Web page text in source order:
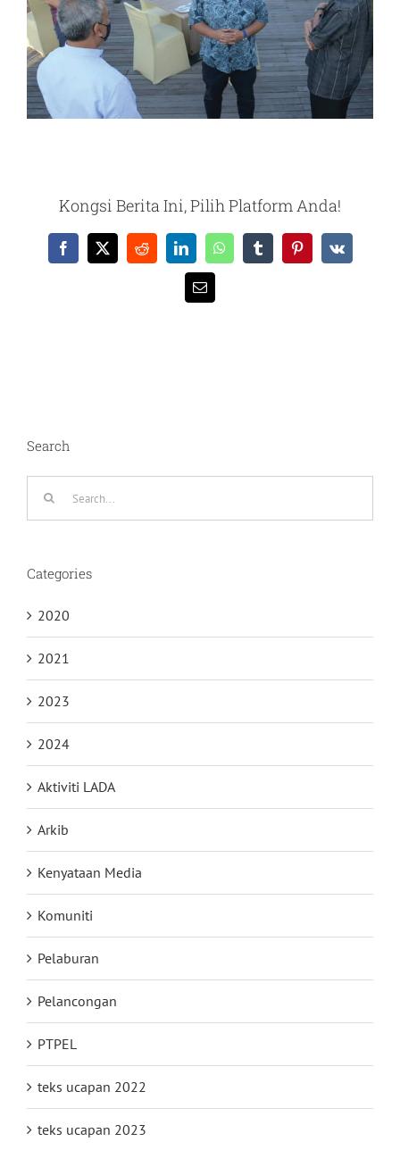
Kongsi Berita Ini, Pilih Platform Anda!
Facebook
X RedditLinkedInWhatsAppTumblrPinterest
Vk
Email
Search
Categories
2020
2021
2023
2024
Aktiviti LADA
Arkib
Kenyataan Media
Komuniti
Pelaburan
Pelancongan
PTPEL
teks ucapan 2022
teks ucapan 2023